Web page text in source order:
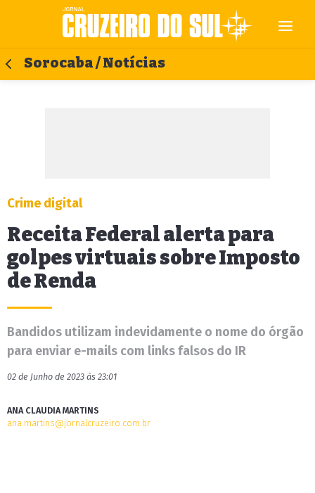
Sorocaba / Notícias
Crime digital
Receita Federal alerta para
golpes virtuais sobre Imposto
de Renda
Bandidos utilizam indevidamente o nome do órgão
para enviar e-mails com links falsos do IR
02 de Junho de 2023 às 23:01
ANA CLAUDIA MARTINS
ana.martins@jornalcruzeiro.com.br